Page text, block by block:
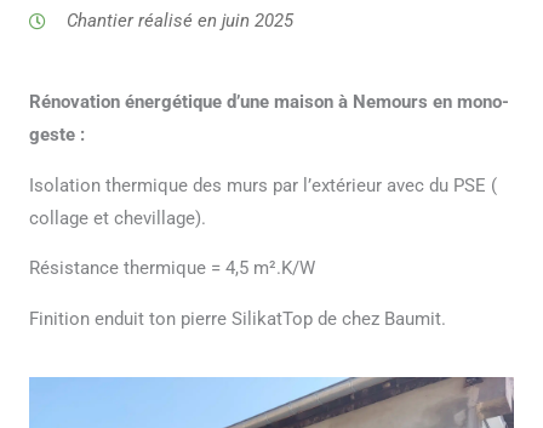
Chantier réalisé en juin 2025
Rénovation énergétique d’une maison à Nemours en mono-
geste :
Isolation thermique des murs par l’extérieur avec du PSE (
collage et chevillage).
Résistance thermique = 4,5 m².K/W
Finition enduit ton pierre SilikatTop de chez Baumit.